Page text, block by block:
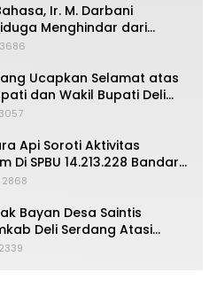
Ir. M. Darbani
Menghindar dari
Politik
3686
Ucapkan Selamat atas
dan Wakil Bupati Deli
3057
Api Soroti Aktivitas
Di SPBU 14.213.228 Bandar
2868
Bayan Desa Saintis
Deli Serdang Atasi
2339